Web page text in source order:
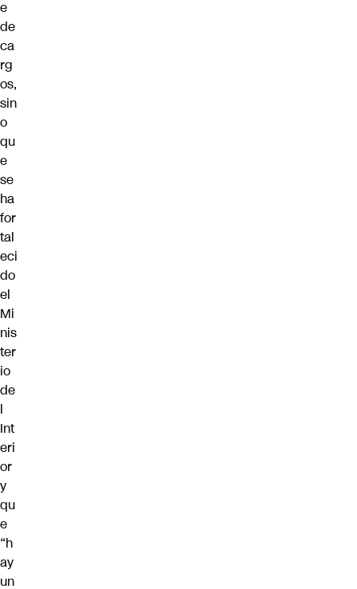
e
de
ca
rg
os,
sin
o
qu
e
se
ha
for
tal
eci
do
el
Mi
nis
ter
io
de
l
Int
eri
or
y
qu
e
“h
ay
un